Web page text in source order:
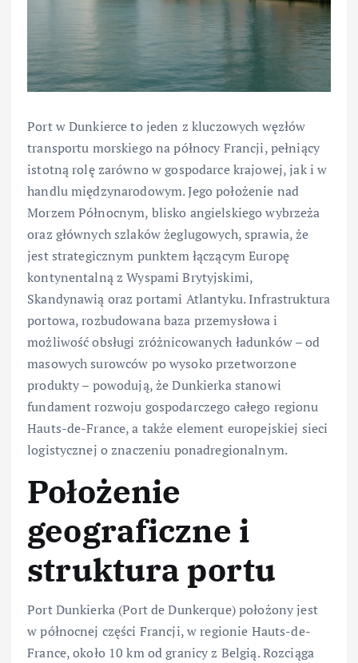
Port w Dunkierce to jeden z kluczowych węzłów
transportu morskiego na północy Francji, pełniący
istotną rolę zarówno w gospodarce krajowej, jak i w
handlu międzynarodowym. Jego położenie nad
Morzem Północnym, blisko angielskiego wybrzeża
oraz głównych szlaków żeglugowych, sprawia, że
jest strategicznym punktem łączącym Europę
kontynentalną z Wyspami Brytyjskimi,
Skandynawią oraz portami Atlantyku. Infrastruktura
portowa, rozbudowana baza przemysłowa i
możliwość obsługi zróżnicowanych ładunków – od
masowych surowców po wysoko przetworzone
produkty – powodują, że Dunkierka stanowi
fundament rozwoju gospodarczego całego regionu
Hauts-de-France, a także element europejskiej sieci
logistycznej o znaczeniu ponadregionalnym.
Położenie
geograficzne i
struktura portu
Port Dunkierka (Port de Dunkerque) położony jest
w północnej części Francji, w regionie Hauts-de-
France, około 10 km od granicy z Belgią. Rozciąga